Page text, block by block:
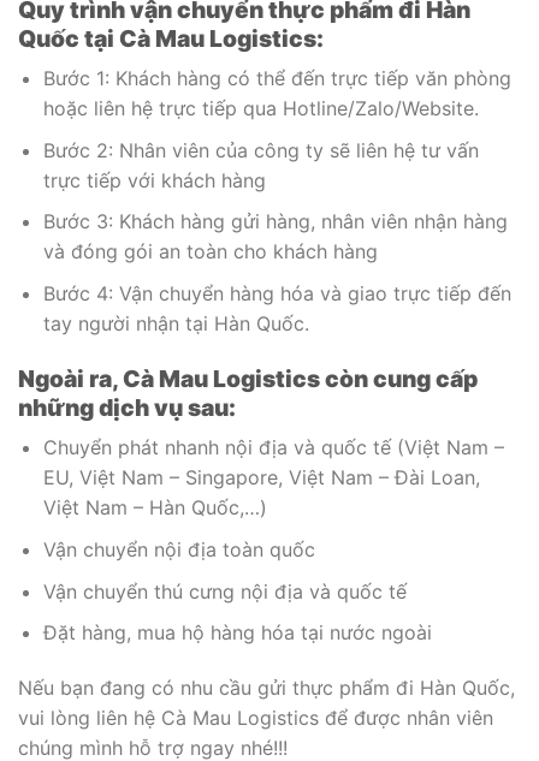
Quy trình vận chuyển thực phẩm đi Hàn
Quốc tại Cà Mau Logistics:
Bước 1: Khách hàng có thể đến trực tiếp văn phòng
hoặc liên hệ trực tiếp qua Hotline/Zalo/Website.
Bước 2: Nhân viên của công ty sẽ liên hệ tư vấn
trực tiếp với khách hàng
Bước 3: Khách hàng gửi hàng, nhân viên nhận hàng
và đóng gói an toàn cho khách hàng
Bước 4: Vận chuyển hàng hóa và giao trực tiếp đến
tay người nhận tại Hàn Quốc.
Ngoài ra, Cà Mau Logistics còn cung cấp
những dịch vụ sau:
Chuyển phát nhanh nội địa và quốc tế (Việt Nam –
EU, Việt Nam – Singapore, Việt Nam – Đài Loan,
Việt Nam – Hàn Quốc,…)
Vận chuyển nội địa toàn quốc
Vận chuyển thú cưng nội địa và quốc tế
Đặt hàng, mua hộ hàng hóa tại nước ngoài
Nếu bạn đang có nhu cầu gửi thực phẩm đi Hàn Quốc,
vui lòng liên hệ Cà Mau Logistics để được nhân viên
chúng mình hỗ trợ ngay nhé!!!